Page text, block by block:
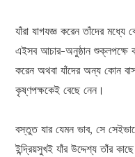
যাঁরা যাগযজ্ঞ করেন তাঁদের
এইসব আচার-অনুষ্ঠান শুক্লপক্ষে
করেন অথবা যাঁদের অন্য কোন
কৃষ্ণপক্ষকেই বেছে নেন।
বস্তুত যার যেমন ভাব, সে
ইন্দ্রিয়সুখই যাঁর উদ্দেশ্য তাঁর